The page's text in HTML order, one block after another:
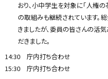
おり、小中学生を対象に「人権
の取組みも継続されています。
きましたが、委員の皆さんの活
だきました。
14:30 庁内打ち合わせ
15:30 庁内打ち合わせ